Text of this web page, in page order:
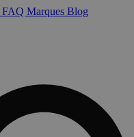
FAQ Marques Blog